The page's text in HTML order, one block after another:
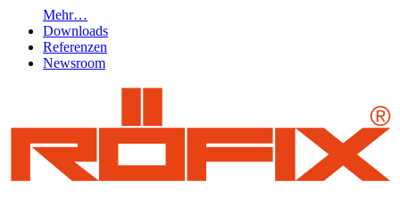
Mehr…
Downloads
Referenzen
Newsroom